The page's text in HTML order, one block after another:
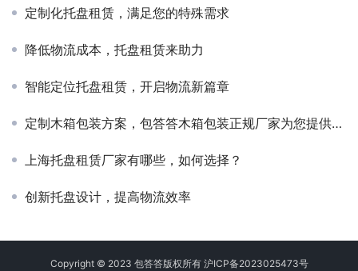
定制化托盘租赁，满足您的特殊需求
降低物流成本，托盘租赁来助力
智能定位托盘租赁，开启物流新篇章
定制木箱包装方案，包答答木箱包装正规厂家为您提供优质服务
上海托盘租赁厂家有哪些，如何选择？
创新托盘设计，提高物流效率
Copyright © 2023 包答答版权所有 沪ICP备2023025473号